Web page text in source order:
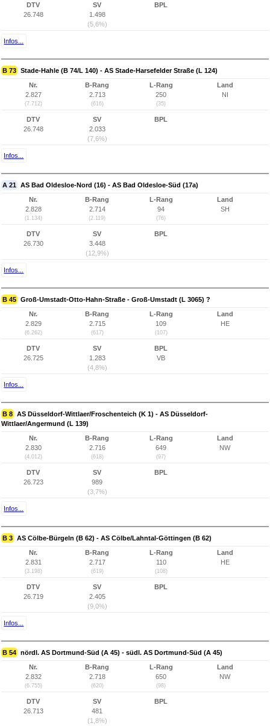
DTV
26.748
SV
1.498
(5,6%)
BPL
Infos...
B 73 Stade-Hahle (B 74/L 140) - AS Stade-Harsefelder Straße (L 124)
Nr.
2.827
(7.712)
B-Rang
2.713
(616)
L-Rang
250
(35)
Land
NI
DTV
26.748
SV
2.033
(7,6%)
BPL
Infos...
A 21 AS Bad Oldesloe-Nord (16) - AS Bad Oldesloe-Süd (17a)
Nr.
2.828
(1.134)
B-Rang
2.714
(2.119)
L-Rang
94
(76)
Land
SH
DTV
26.730
SV
3.448
(12,9%)
BPL
Infos...
B 45 Groß-Umstadt-Otto-Hahn-Straße - Groß-Umstadt (L 3065) ?
Nr.
2.829
(6.262)
B-Rang
2.715
(617)
L-Rang
109
(107)
Land
HE
DTV
26.725
SV
1.283
(4,8%)
BPL
VB
Infos...
B 8 AS Düsseldorf-Wittlaer/Froschenteich (K 1) - AS Düsseldorf-
Wittlaer/Angermund (L 139)
Nr.
2.830
(4.012)
B-Rang
2.716
(618)
L-Rang
649
(97)
Land
NW
DTV
26.723
SV
989
(3,7%)
BPL
Infos...
B 3 AS Cölbe-Bürgeln (B 62) - AS Cölbe/Lahntal-Göttingen (B 62)
Nr.
2.831
(3.198)
B-Rang
2.717
(619)
L-Rang
110
(108)
Land
HE
DTV
26.719
SV
2.405
(9,0%)
BPL
Infos...
B 54 nördl. AS Dortmund-Süd (A 45) - südl. AS Dortmund-Süd (A 45)
Nr.
2.832
(6.755)
B-Rang
2.718
(620)
L-Rang
650
(98)
Land
NW
DTV
26.713
SV
481
(1,8%)
BPL